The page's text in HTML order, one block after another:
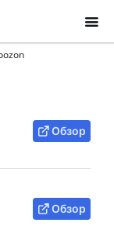
Обзор
Обзор